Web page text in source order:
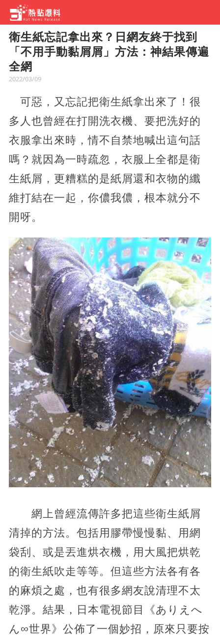
衛生紙忘記拿出來？日網友終于找到
「不用手動黏屑屑」方法：神結果傳遍
全網
2022/03/09
可惡，又忘記把衛生紙拿出來了！很
多人也曾經在打開洗衣機、要把洗好的
衣服拿出來時，情不自禁地喊出這句話
嗎？就因為一時疏忽，衣服上全都是衛
生紙屑，更糟糕的是紙屑還和衣物的纖
維打結在一起，你儂我儂，根本就分不
開呀。
網上曾經流傳許多把這些衛生紙屑
清掉的方法。包括用膠帶慢慢黏、用網
袋刮、或是丟進烘衣機，用大風把烘乾
的衛生紙吹走等等。但這些方法各有各
的麻煩之處，也有很多網友說清理不太
乾淨。結果，日本電視節目《ありえへ
ん∞世界》公佈了一個妙招，原來只要按